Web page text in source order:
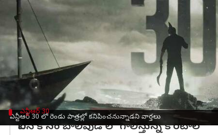
ఎన్టీఆర్ 30 లో రెండు పాత్రల్లో కనిపించనున్నాడని వార్తలు
జూనియర్ ఎన్టీఆర్ నుండి వస్తున్న ఎన్టీఆర్ 30
సినిమాపై
పెరిగిపోతూ ఉంది.
తాజాగా ఎన్టీఆర్ 30లోఎన్టీఆర్రోల్ గురించి సోషల్
తండ్రీ కొడుకులుగా ఎన్టీఆర్ ద్విపాత్రాభినయం
ఇకవేళ ఇదే నిజమైతే ఎన్టీఆర్ అభిమానులకు పండగే
ఉంటుంది.
ఎన్టీఆర్ 30
విలన్ కోసం బాలీవుడ్ లో గాలిస్తున్న కొరటాల